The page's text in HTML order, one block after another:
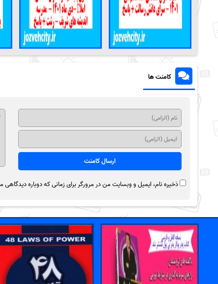
کامنت ها
ذخیره نام، ایمیل و وبسایت من در مرورگر برای زمانی که دوباره